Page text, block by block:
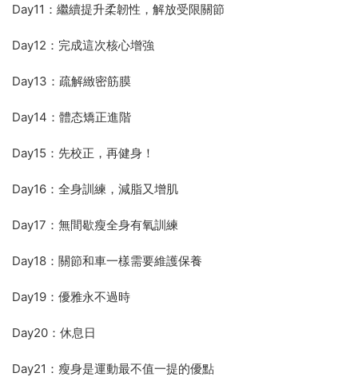
Day11：繼續提升柔韌性，解放受限關節
Day12：完成這次核心增強
Day13：疏解緻密筋膜
Day14：體态矯正進階
Day15：先校正，再健身！
Day16：全身訓練，減脂又增肌
Day17：無間歇瘦全身有氧訓練
Day18：關節和車一樣需要維護保養
Day19：優雅永不過時
Day20：休息日
Day21：瘦身是運動最不值一提的優點